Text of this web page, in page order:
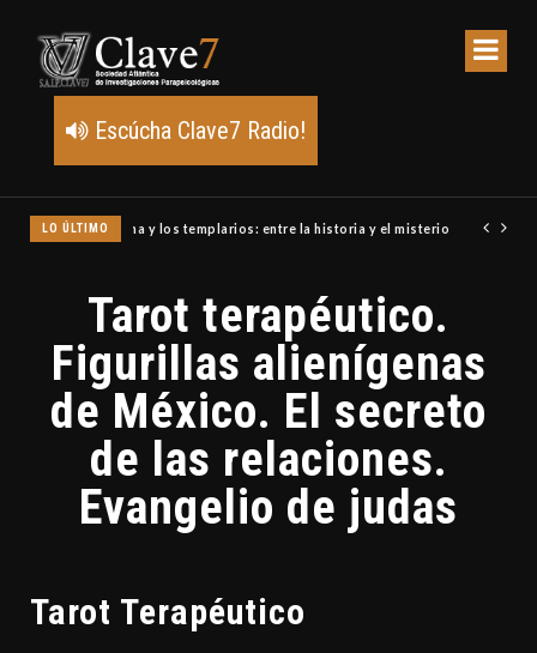
Escúcha Clave7 Radio!
LO ÚLTIMO Un meteoro explota sobre Estados Unidos y abre la pista
Tarot terapéutico.
Figurillas alienígenas
de México. El secreto
de las relaciones.
Evangelio de judas
Tarot Terapéutico